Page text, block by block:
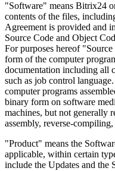
"Software" means Bitrix24
contents of the files,
Agreement is provided and
Source Code and Object
For purposes hereof
form of the computer
documentation including all
such as job control
computer programs
binary form on software
machines, but not generally
assembly, reverse-
"Product" means the
applicable, within certain
include the Updates and the